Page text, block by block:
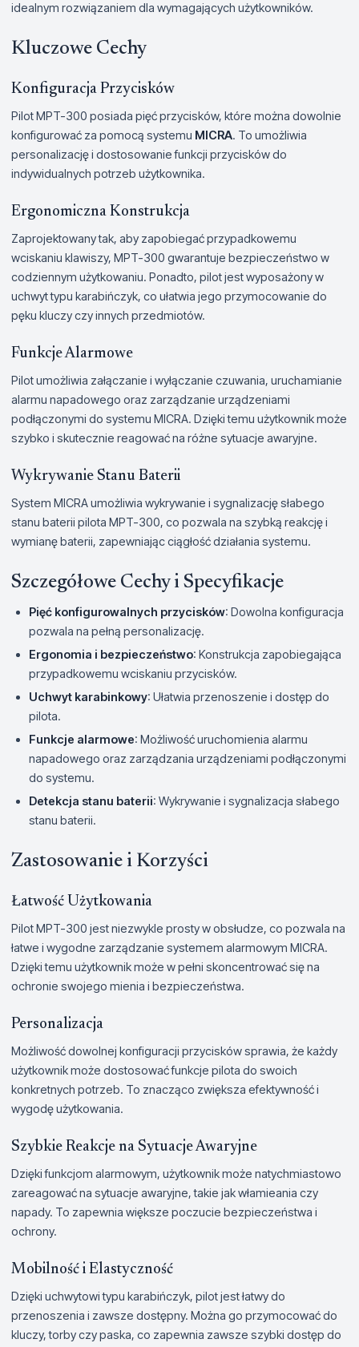
idealnym rozwiązaniem dla wymagających użytkowników.
Kluczowe Cechy
Konfiguracja Przycisków
Pilot MPT-300 posiada pięć przycisków, które można dowolnie
konfigurować za pomocą systemu MICRA. To umożliwia
personalizację i dostosowanie funkcji przycisków do
indywidualnych potrzeb użytkownika.
Ergonomiczna Konstrukcja
Zaprojektowany tak, aby zapobiegać przypadkowemu
wciskaniu klawiszy, MPT-300 gwarantuje bezpieczeństwo w
codziennym użytkowaniu. Ponadto, pilot jest wyposażony w
uchwyt typu karabińczyk, co ułatwia jego przymocowanie do
pęku kluczy czy innych przedmiotów.
Funkcje Alarmowe
Pilot umożliwia załączanie i wyłączanie czuwania, uruchamianie
alarmu napadowego oraz zarządzanie urządzeniami
podłączonymi do systemu MICRA. Dzięki temu użytkownik może
szybko i skutecznie reagować na różne sytuacje awaryjne.
Wykrywanie Stanu Baterii
System MICRA umożliwia wykrywanie i sygnalizację słabego
stanu baterii pilota MPT-300, co pozwala na szybką reakcję i
wymianę baterii, zapewniając ciągłość działania systemu.
Szczegółowe Cechy i Specyfikacje
Pięć konfigurowalnych przycisków: Dowolna konfiguracja
pozwala na pełną personalizację.
Ergonomia i bezpieczeństwo: Konstrukcja zapobiegająca
przypadkowemu wciskaniu przycisków.
Uchwyt karabinkowy: Ułatwia przenoszenie i dostęp do
pilota.
Funkcje alarmowe: Możliwość uruchomienia alarmu
napadowego oraz zarządzania urządzeniami podłączonymi
do systemu.
Detekcja stanu baterii: Wykrywanie i sygnalizacja słabego
stanu baterii.
Zastosowanie i Korzyści
Łatwość Użytkowania
Pilot MPT-300 jest niezwykle prosty w obsłudze, co pozwala na
łatwe i wygodne zarządzanie systemem alarmowym MICRA.
Dzięki temu użytkownik może w pełni skoncentrować się na
ochronie swojego mienia i bezpieczeństwa.
Personalizacja
Możliwość dowolnej konfiguracji przycisków sprawia, że każdy
użytkownik może dostosować funkcje pilota do swoich
konkretnych potrzeb. To znacząco zwiększa efektywność i
wygodę użytkowania.
Szybkie Reakcje na Sytuacje Awaryjne
Dzięki funkcjom alarmowym, użytkownik może natychmiastowo
zareagować na sytuacje awaryjne, takie jak włamieania czy
napady. To zapewnia większe poczucie bezpieczeństwa i
ochrony.
Mobilność i Elastyczność
Dzięki uchwytowi typu karabińczyk, pilot jest łatwy do
przenoszenia i zawsze dostępny. Można go przymocować do
kluczy, torby czy paska, co zapewnia zawsze szybki dostęp do